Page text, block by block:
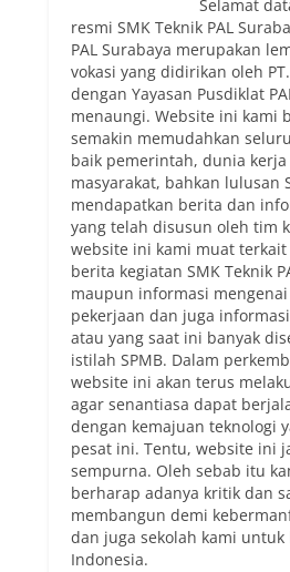
Selamat
resmi SMK Teknik PAL
PAL Surabaya merupakan
vokasi yang didirikan oleh
dengan Yayasan Pusdiklat
menaungi. Website ini kami
semakin memudahkan
baik pemerintah, dunia
masyarakat, bahkan lulusan
mendapatkan berita dan
yang telah disusun oleh tim
website ini kami muat
berita kegiatan SMK Teknik
maupun informasi
pekerjaan dan juga
atau yang saat ini banyak
istilah SPMB. Dalam
website ini akan terus
agar senantiasa dapat
dengan kemajuan teknologi
pesat ini. Tentu, website ini
sempurna. Oleh sebab itu
berharap adanya kritik dan
membangun demi
dan juga sekolah kami untuk
Indonesia.